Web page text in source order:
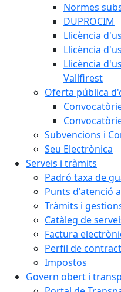
Normes
DUPROCIM
Llicència
Llicència
Llicència
Vallfirest
Oferta pública
Subvencions i
Seu Electrònica
Serveis i tràmits
Padró taxa de
Punts d'atenció
Tràmits i
Catàleg de
Factura
Perfil de
Impostos
Govern obert i